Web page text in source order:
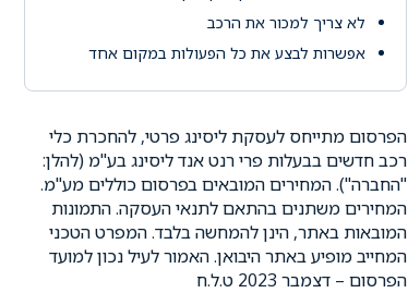
לא צריך למכור את הרכב
אפשרות לבצע את כל הפעולות במקום אחד
הפרסום מתייחס לעסקת ליסינג פרטי, להחכרת כלי
רכב חדשים בבעלות פרי רנט אנד ליסינג בע"מ (להלן:
"החברה"). המחירים המובאים בפרסום כוללים מע"מ.
המחירים משתנים בהתאם לתנאי העסקה. התמונות
המובאות באתר, הינן להמחשה בלבד. המפרט הטכני
המחייב מופיע באתר היבואן. האמור לעיל נכון למועד
הפרסום – דצמבר 2023 ט.ל.ח